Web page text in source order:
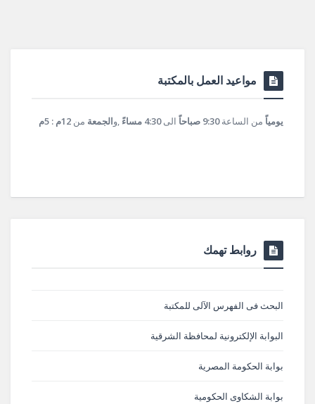
مواعيد العمل بالمكتبة
يومياً من الساعة9:30 صباحاً الى4:30 مساءً ,والجمعة من 12م : 5م
روابط تهمك
البحث فى الفهرس الآلى للمكتبة
البوابة الإلكترونية لمحافظة الشرقية
بوابة الحكومة المصرية
بوابة الشكاوى الحكومية